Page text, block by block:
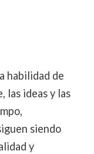
habilidad de
las ideas y las
siendo
y